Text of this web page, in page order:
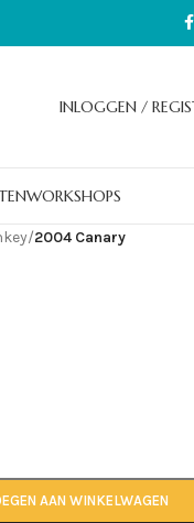
INLOGGEN /
WORKSHOPS
/2004 Canary
AAN WINKELWAGEN